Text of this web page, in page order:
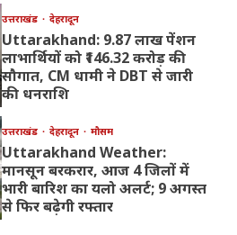
उत्तराखंड देहरादून
Uttarakhand: 9.87 लाख पेंशन
लाभार्थियों को ₹146.32 करोड़ की
सौगात, CM धामी ने DBT से जारी
की धनराशि
उत्तराखंड देहरादून मौसम
Uttarakhand Weather:
मानसून बरकरार, आज 4 जिलों में
भारी बारिश का यलो अलर्ट; 9 अगस्त
से फिर बढ़ेगी रफ्तार